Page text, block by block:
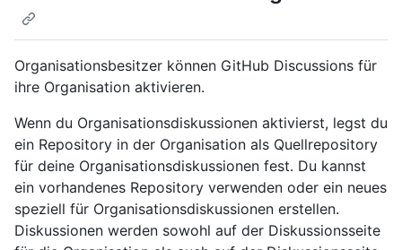
Organisationsbesitzer können GitHub Discussions für
ihre Organisation aktivieren.
Wenn du Organisationsdiskussionen aktivierst, legst du
ein Repository in der Organisation als Quellrepository
für deine Organisationsdiskussionen fest. Du kannst
ein vorhandenes Repository verwenden oder ein neues
speziell für Organisationsdiskussionen erstellen.
Diskussionen werden sowohl auf der Diskussionsseite